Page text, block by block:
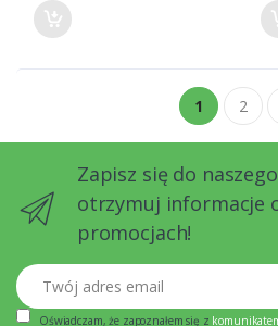
1 2
Zapisz się do
otrzymuj informacje
promocjach!
Twój adres email
Oświadczam, że zapoznałem się z